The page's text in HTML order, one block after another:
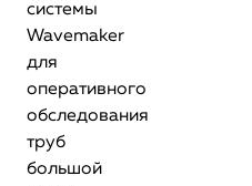
системы
Wavemaker
для
оперативного
обследования
труб
большой